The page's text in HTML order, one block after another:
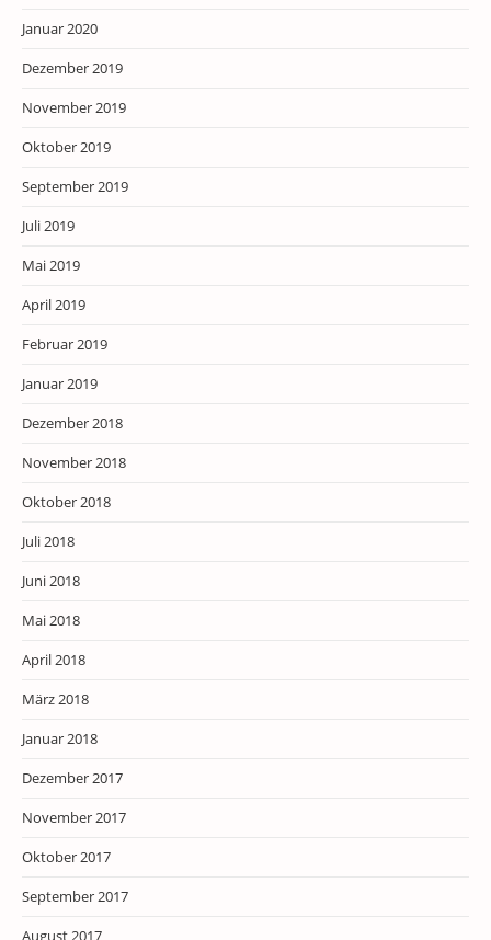
Januar 2020
Dezember 2019
November 2019
Oktober 2019
September 2019
Juli 2019
Mai 2019
April 2019
Februar 2019
Januar 2019
Dezember 2018
November 2018
Oktober 2018
Juli 2018
Juni 2018
Mai 2018
April 2018
März 2018
Januar 2018
Dezember 2017
November 2017
Oktober 2017
September 2017
August 2017